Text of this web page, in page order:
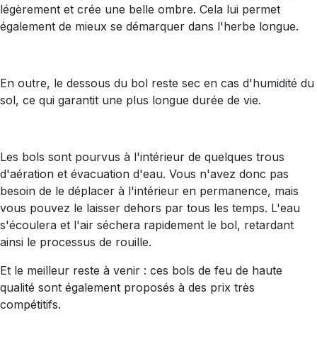
légèrement et crée une belle ombre. Cela lui permet
également de mieux se démarquer dans l'herbe longue.
En outre, le dessous du bol reste sec en cas d'humidité du
sol, ce qui garantit une plus longue durée de vie.
Les bols sont pourvus à l'intérieur de quelques trous
d'aération et évacuation d'eau. Vous n'avez donc pas
besoin de le déplacer à l'intérieur en permanence, mais
vous pouvez le laisser dehors par tous les temps. L'eau
s'écoulera et l'air séchera rapidement le bol, retardant
ainsi le processus de rouille.
Et le meilleur reste à venir : ces bols de feu de haute
qualité sont également proposés à des prix très
compétitifs.